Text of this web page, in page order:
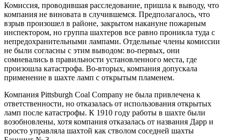
Комиссия, проводившая расследование, пришла к выводу, что
компания не виновата в случившемся. Предполагалось, что
взрыв произошел в районе, закрытом накануне пожарным
инспектором, но группа шахтеров все равно проникла туда с
непредохранительными лампами. Отдельные члены комиссии
не были согласны с этим выводом: во-первых, они
сомневались в правильности установленного места, где
произошла катастрофа. Во-вторых, компания допускала
применение в шахте ламп с открытым пламенем.
Компания Pittsburgh Coal Company не была привлечена к
ответственности, но отказалась от использования открытых
ламп после катастрофы. К 1910 году работы в шахте были
возобновлены, хотя компания отказалась от названия Дарр и
просто управляла шахтой как стволом соседней шахты